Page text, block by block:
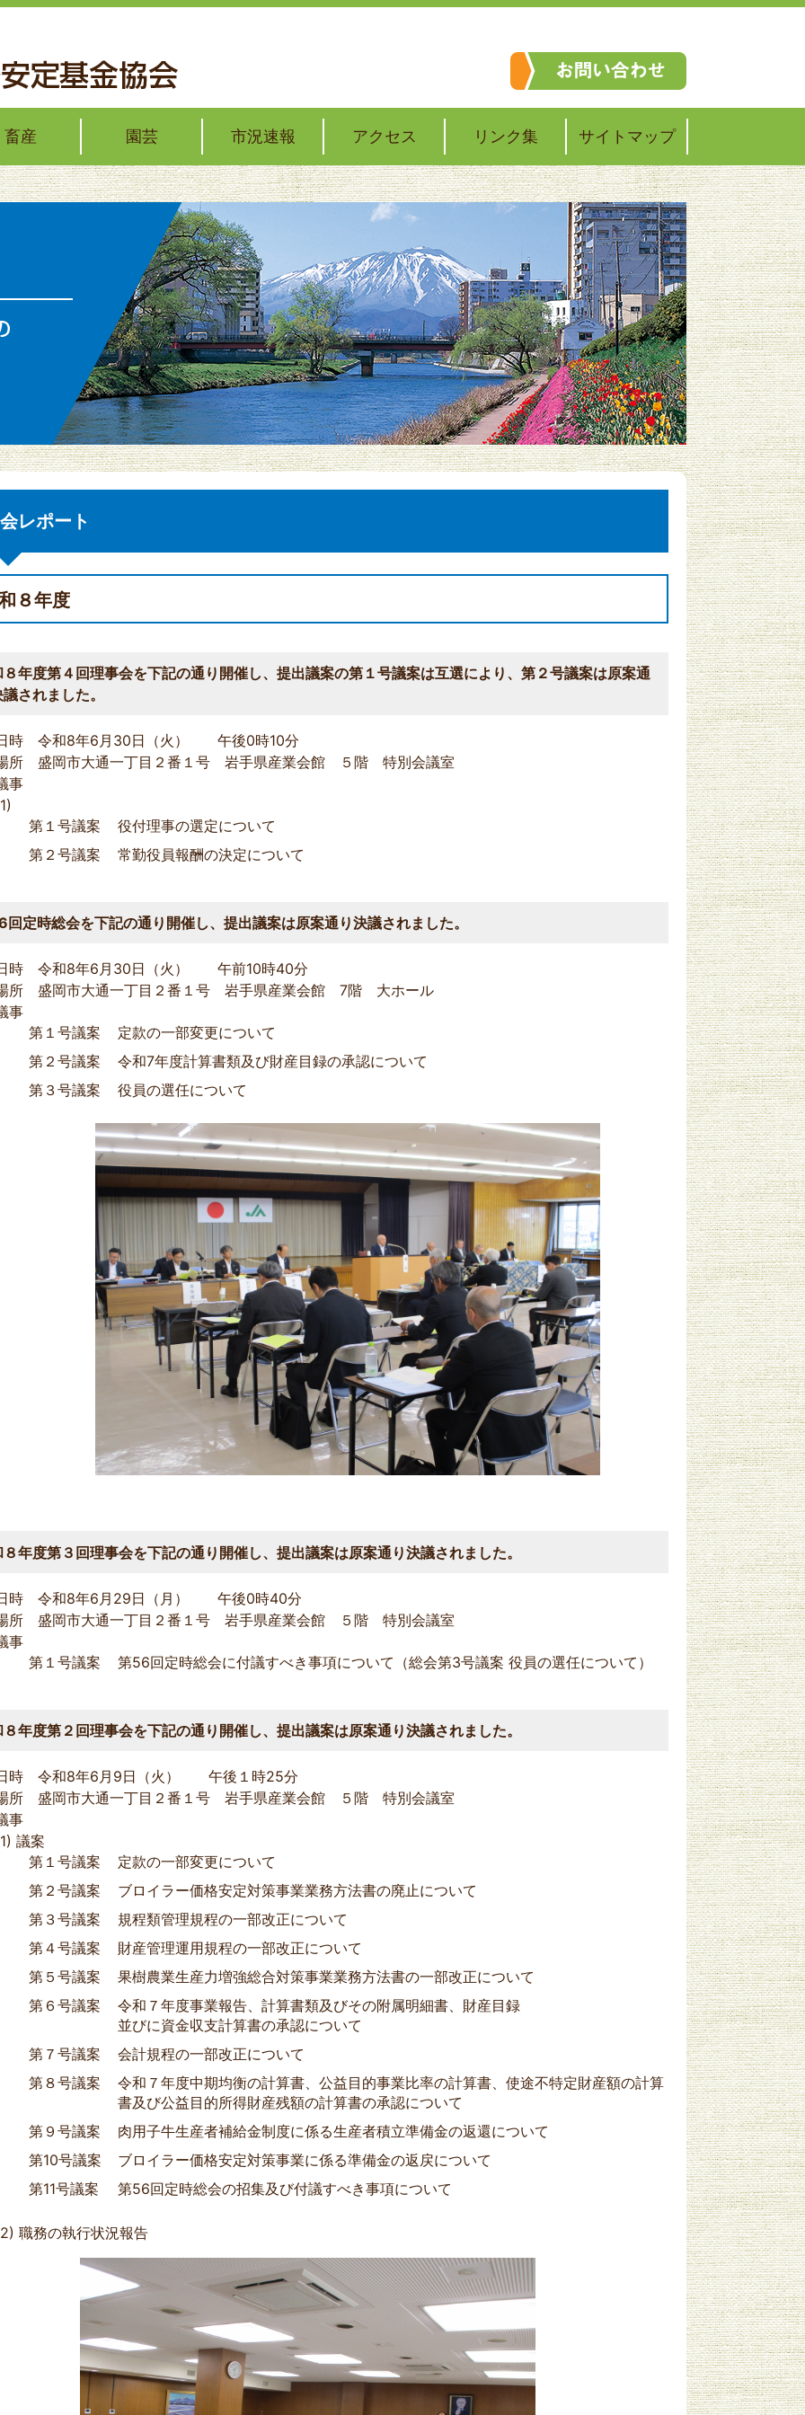
畜産
格安定
ーの価格安定
君通信簿
園芸
野菜・花の価格安定
野菜の出荷安定
加工・業務用野菜の対策
果樹の経営支援
果樹の技術・経営コンクール
市況速報
畜産
いわて純情野菜市況情報
アクセス リンク集 サイトマップ
レポート
８年度
８年度第４回理事会を下記の通り開催し、提出議案の第１号議案は互選により、第２号議案は原案通
されました。
時 令和8年6月30日（火） 午後0時10分
所 盛岡市大通一丁目２番１号 岩手県産業会館 ５階 特別会議室
事
第１号議案
役付理事の選定について
第２号議案
常勤役員報酬の決定について
回定時総会を下記の通り開催し、提出議案は原案通り決議されました。
時 令和8年6月30日（火） 午前10時40分
所 盛岡市大通一丁目２番１号 岩手県産業会館 7階 大ホール
事
第１号議案
定款の一部変更について
第２号議案
令和7年度計算書類及び財産目録の承認について
第３号議案
役員の選任について
年度第３回理事会を下記の通り開催し、提出議案は原案通り決議されました。
時 令和8年6月29日（月） 午後0時40分
所 盛岡市大通一丁目２番１号 岩手県産業会館 ５階 特別会議室
事
第１号議案
第56回定時総会に付議すべき事項について（総会第3号議案 役員の選任について）
年度第２回理事会を下記の通り開催し、提出議案は原案通り決議されました。
時 令和8年6月9日（火） 午後１時25分
所 盛岡市大通一丁目２番１号 岩手県産業会館 ５階 特別会議室
事
議案
第１号議案
定款の一部変更について
第２号議案
ブロイラー価格安定対策事業業務方法書の廃止について
第３号議案
規程類管理規程の一部改正について
第４号議案
財産管理運用規程の一部改正について
第５号議案
果樹農業生産力増強総合対策事業業務方法書の一部改正について
第６号議案
令和７年度事業報告、計算書類及びその附属明細書、財産目録
並びに資金収支計算書の承認について
第７号議案
会計規程の一部改正について
第８号議案
令和７年度中期均衡の計算書、公益目的事業比率の計算書、使途不特定財産額の計算
書及び公益目的所得財産残額の計算書の承認について
第９号議案
肉用子牛生産者補給金制度に係る生産者積立準備金の返還について
第10号議案
ブロイラー価格安定対策事業に係る準備金の返戻について
第11号議案
第56回定時総会の招集及び付議すべき事項について
職務の執行状況報告